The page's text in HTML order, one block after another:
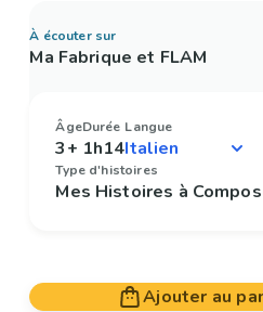
À écouter sur
Ma Fabrique et FLAM
Âge
3+
Durée
1h14
Langue
Type d'histoires
Mes Histoires à
Ajouter au